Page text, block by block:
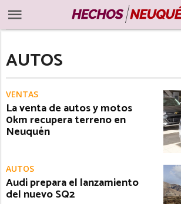
AUTOS
VENTAS
La venta de autos y motos
0km recupera terreno en
Neuquén
AUTOS
Audi prepara el lanzamiento
del nuevo SQ2